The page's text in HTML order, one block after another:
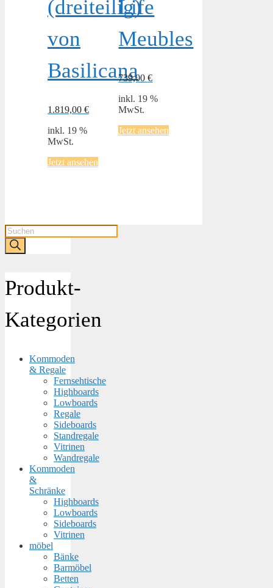
(dreiteilig)
von
Basilicana
1.819,00 €
inkl. 19 %
MwSt.
Jetzt ansehen
Life
Meubles
739,00€
inkl. 19 %
MwSt.
Jetzt ansehen
Products
search
Produkt-
Kategorien
Kommoden
& Regale
Fernsehtische
Highboards
Lowboards
Regale
Sideboards
Standregale
Vitrinen
Wandregale
Kommoden
&
Schränke
Highboards
Lowboards
Sideboards
Vitrinen
möbel
Bänke
Barmöbel
Betten